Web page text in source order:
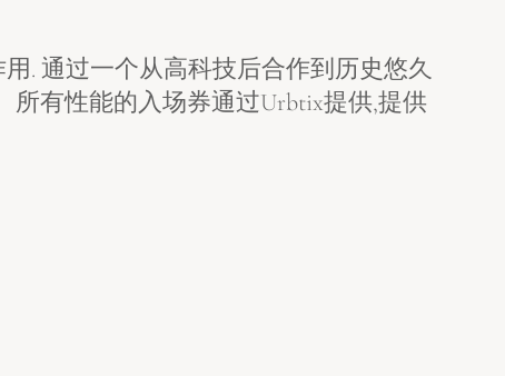
. 通过一个从高科技后合作到历史悠久
所有性能的入场券通过Urbtix提供,提供